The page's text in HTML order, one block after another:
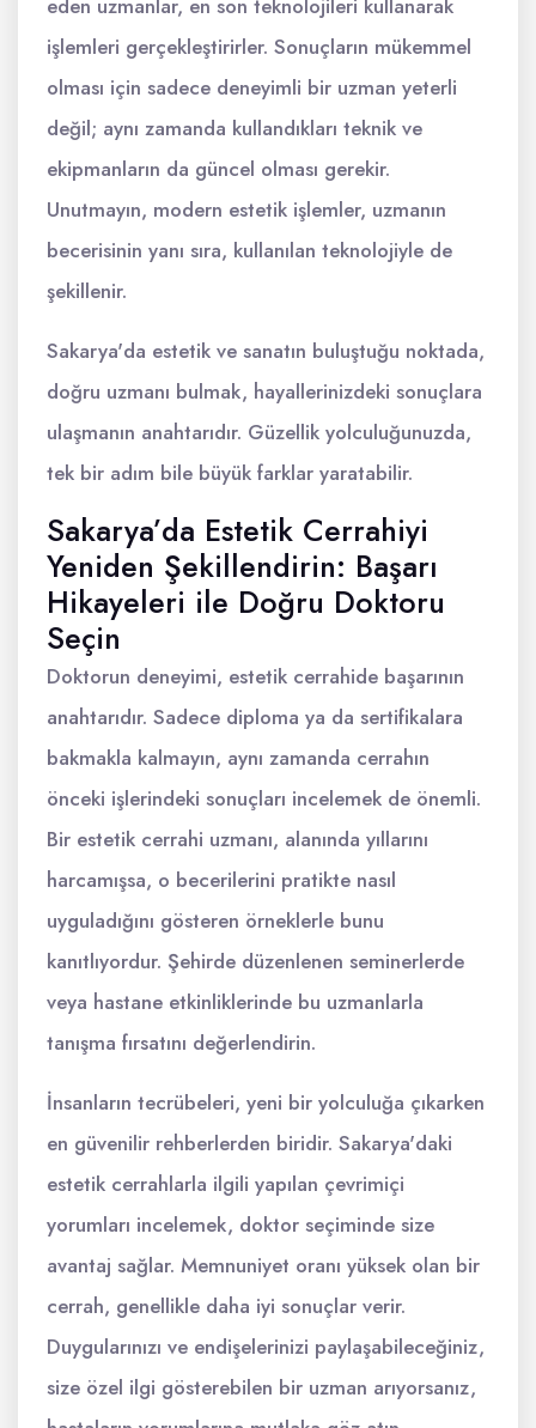
eden uzmanlar, en son teknolojileri kullanarak
işlemleri gerçekleştirirler. Sonuçların mükemmel
olması için sadece deneyimli bir uzman yeterli
değil; aynı zamanda kullandıkları teknik ve
ekipmanların da güncel olması gerekir.
Unutmayın, modern estetik işlemler, uzmanın
becerisinin yanı sıra, kullanılan teknolojiyle de
şekillenir.
Sakarya'da estetik ve sanatın buluştuğu noktada,
doğru uzmanı bulmak, hayallerinizdeki sonuçlara
ulaşmanın anahtarıdır. Güzellik yolculuğunuzda,
tek bir adım bile büyük farklar yaratabilir.
Sakarya’da Estetik Cerrahiyi
Yeniden Şekillendirin: Başarı
Hikayeleri ile Doğru Doktoru
Seçin
Doktorun deneyimi, estetik cerrahide başarının
anahtarıdır. Sadece diploma ya da sertifikalara
bakmakla kalmayın, aynı zamanda cerrahın
önceki işlerindeki sonuçları incelemek de önemli.
Bir estetik cerrahi uzmanı, alanında yıllarını
harcamışsa, o becerilerini pratikte nasıl
uyguladığını gösteren örneklerle bunu
kanıtlıyordur. Şehirde düzenlenen seminerlerde
veya hastane etkinliklerinde bu uzmanlarla
tanışma fırsatını değerlendirin.
İnsanların tecrübeleri, yeni bir yolculuğa çıkarken
en güvenilir rehberlerden biridir. Sakarya'daki
estetik cerrahlarla ilgili yapılan çevrimiçi
yorumları incelemek, doktor seçiminde size
avantaj sağlar. Memnuniyet oranı yüksek olan bir
cerrah, genellikle daha iyi sonuçlar verir.
Duygularınızı ve endişelerinizi paylaşabileceğiniz,
size özel ilgi gösterebilen bir uzman arıyorsanız,